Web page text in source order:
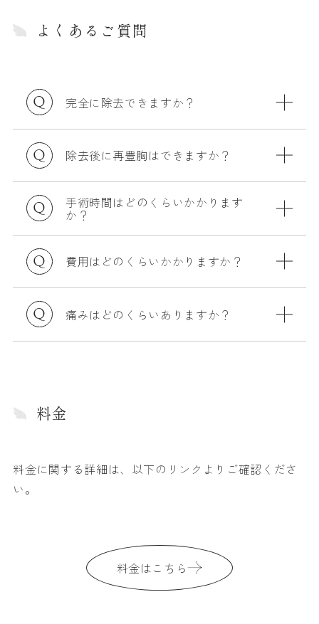
よくあるご質問
完全に除去できますか？
除去後に再豊胸はできますか？
手術時間はどのくらいかかります
か？
費用はどのくらいかかりますか？
痛みはどのくらいありますか？
料金
料金に関する詳細は、以下のリンクよりご確認くださ
い。
料金はこちら